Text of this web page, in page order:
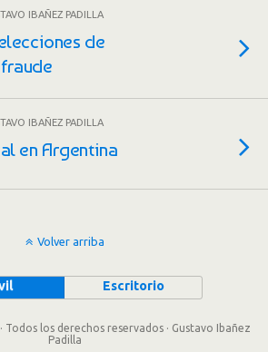
IBAÑEZ PADILLA
de
IBAÑEZ PADILLA
en Argentina
Volver arriba
Escritorio
los derechos reservados · Gustavo Ibañez
Padilla